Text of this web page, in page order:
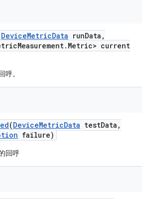
DeviceMetricData runData ,
Measurement. Metric> current
呼。
(DeviceMetricData testData ,
failure)
回呼